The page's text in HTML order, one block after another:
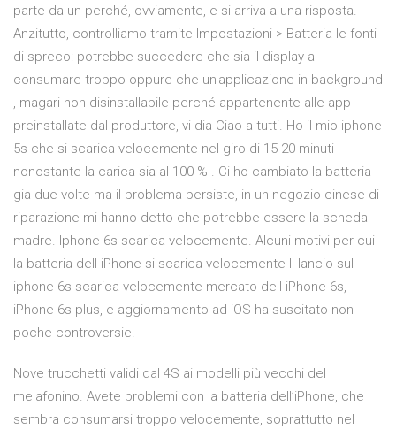
parte da un perché, ovviamente, e si arriva a una risposta.
Anzitutto, controlliamo tramite Impostazioni > Batteria le fonti
di spreco: potrebbe succedere che sia il display a
consumare troppo oppure che un'applicazione in background
, magari non disinstallabile perché appartenente alle app
preinstallate dal produttore, vi dia Ciao a tutti. Ho il mio iphone
5s che si scarica velocemente nel giro di 15-20 minuti
nonostante la carica sia al 100 % . Ci ho cambiato la batteria
gia due volte ma il problema persiste, in un negozio cinese di
riparazione mi hanno detto che potrebbe essere la scheda
madre. Iphone 6s scarica velocemente. Alcuni motivi per cui
la batteria dell iPhone si scarica velocemente Il lancio sul
iphone 6s scarica velocemente mercato dell iPhone 6s,
iPhone 6s plus, e aggiornamento ad iOS ha suscitato non
poche controversie.
Nove trucchetti validi dal 4S ai modelli più vecchi del
melafonino. Avete problemi con la batteria dell’iPhone, che
sembra consumarsi troppo velocemente, soprattutto nel